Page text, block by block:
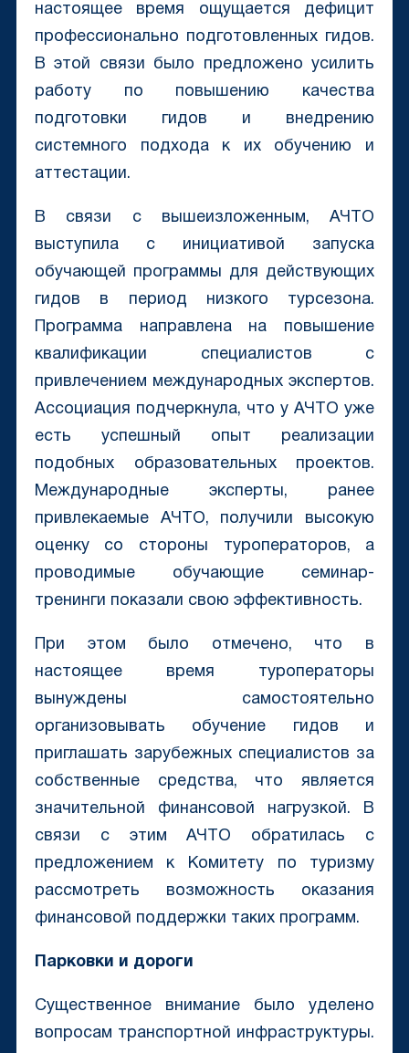
настоящее время ощущается дефицит
профессионально подготовленных гидов.
В этой связи было предложено усилить
работу по повышению качества
подготовки гидов и внедрению
системного подхода к их обучению и
аттестации.
В связи с вышеизложенным, АЧТО
выступила с инициативой запуска
обучающей программы для действующих
гидов в период низкого турсезона.
Программа направлена на повышение
квалификации специалистов с
привлечением международных экспертов.
Ассоциация подчеркнула, что у АЧТО уже
есть успешный опыт реализации
подобных образовательных проектов.
Международные эксперты, ранее
привлекаемые АЧТО, получили высокую
оценку со стороны туроператоров, а
проводимые обучающие семинар-
тренинги показали свою эффективность.
При этом было отмечено, что в
настоящее время туроператоры
вынуждены самостоятельно
организовывать обучение гидов и
приглашать зарубежных специалистов за
собственные средства, что является
значительной финансовой нагрузкой. В
связи с этим АЧТО обратилась с
предложением к Комитету по туризму
рассмотреть возможность оказания
финансовой поддержки таких программ.
Парковки и дороги
Существенное внимание было уделено
вопросам транспортной инфраструктуры.